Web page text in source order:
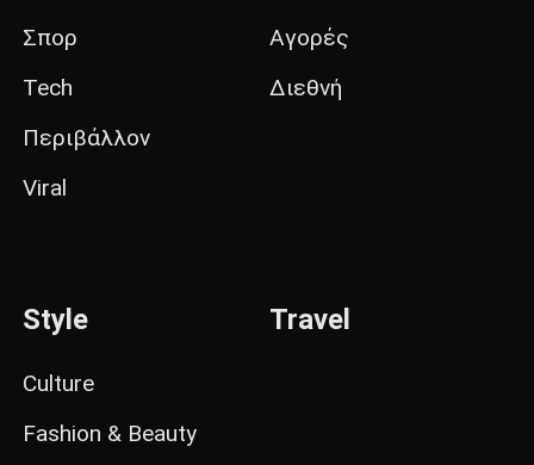
Σπορ
Tech
Περιβάλλον
Viral
Αγορές
Διεθνή
Style
Culture
Fashion & Beauty
Travel